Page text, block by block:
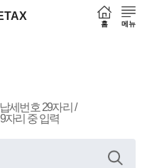
홈 메뉴
세번호 29자리 /
자리 중 입력